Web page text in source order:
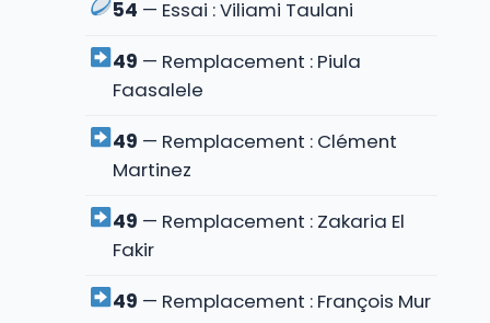
54 — Essai : Viliami Taulani
49 — Remplacement : Piula
Faasalele
49 — Remplacement : Clément
Martinez
49 — Remplacement : Zakaria El
Fakir
49 — Remplacement : François Mur